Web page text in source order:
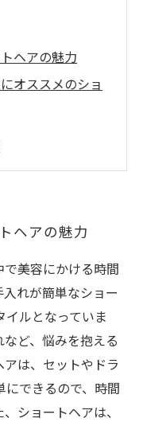
ヘアの魅力
オススメのショ
ンジ術
ヘアの魅力
美容にかける時間
れが簡単なショー
イルとなっていま
ど、悩みを抱える
は、セットやドラ
できるので、時間
ショートヘアは、